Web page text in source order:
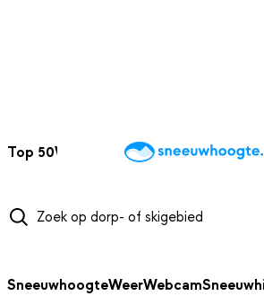
Top 50Webcams Wintersportweer
SneeuwhoogteWeerWebcam